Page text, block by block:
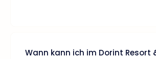
Wann kann ich im Dorint Resort